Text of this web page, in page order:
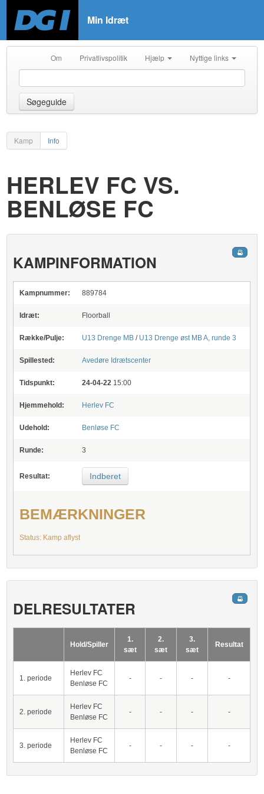
Min Idræt
Om Privatlivspolitik Hjælp Nyttige links
Søgeguide
Kamp Info
HERLEV FC VS.
BENLØSE FC
KAMPINFORMATION
Kampnummer: 889784
Idræt: Floorball
Række/Pulje: U13 Drenge MB / U13 Drenge øst MB A, runde 3
Spillested: Avedøre Idrætscenter
Tidspunkt: 24-04-22 15:00
Hjemmehold: Herlev FC
Udehold: Benløse FC
Runde: 3
Resultat: Indberet
BEMÆRKNINGER
Status: Kamp aflyst
DELRESULTATER
Hold/Spiller
1.
sæt
2.
sæt
3.
sæt
Resultat
1. periode
Herlev FC
Benløse FC
- - - -
2. periode
Herlev FC
Benløse FC
- - - -
3. periode
Herlev FC
Benløse FC
- - - -